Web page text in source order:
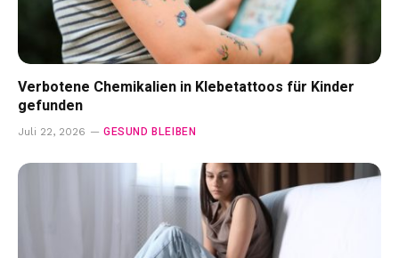
Verbotene Chemikalien in Klebetattoos für Kinder
gefunden
Juli 22, 2026 GESUND BLEIBEN